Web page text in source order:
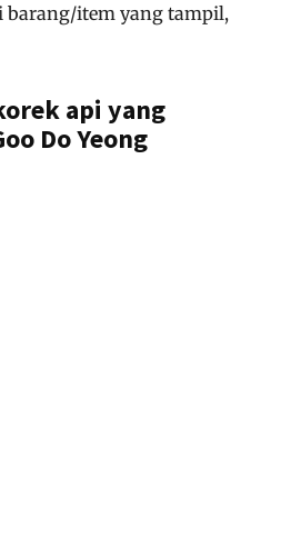
barang/item yang tampil,
api yang
Do Yeong